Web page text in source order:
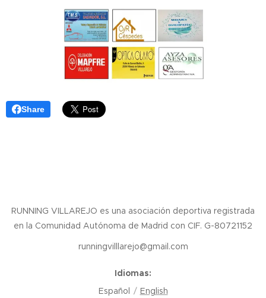
Share
RUNNING VILLAREJO es una asociación deportiva registrada
en la Comunidad Autónoma de Madrid con CIF. G-80721152
runningvilllarejo@gmail.com
Idiomas
Español
English